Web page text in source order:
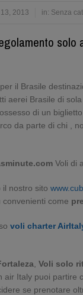
2013 in: Senza
solo
il Brasile
aerei Brasile di
di un
da parte di chi ,
Voli di
il nostro sito
convenienti come
voli charter
Voli solo
air Italy puoi partire
se prenotare